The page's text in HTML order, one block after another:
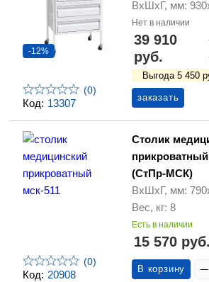
Код: 13307
-12%
(0)
ВхШхГ, мм:
Нет в наличии
39 910
руб.
Выгода 5 450
заказать
Код: 20908
(0)
Столик
(СтПр-МСК)
ВхШхГ, мм:
Вес, кг: 8
Есть в наличии
15 570 руб.
В корзину